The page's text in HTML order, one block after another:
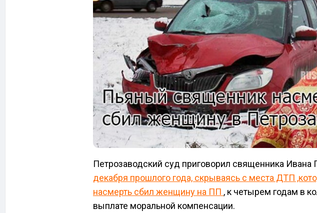
Петрозаводский суд приговорил священника Ивана
декабря прошлого года, скрываясь с места ДТП
насмерть сбил женщину на ПП , к четырем годам в
выплате моральной компенсации.